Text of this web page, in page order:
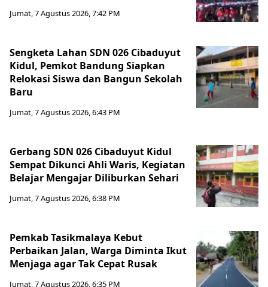
Jumat, 7 Agustus 2026, 7:42 PM
Sengketa Lahan SDN 026 Cibaduyut
Kidul, Pemkot Bandung Siapkan
Relokasi Siswa dan Bangun Sekolah
Baru
Jumat, 7 Agustus 2026, 6:43 PM
Gerbang SDN 026 Cibaduyut Kidul
Sempat Dikunci Ahli Waris, Kegiatan
Belajar Mengajar Diliburkan Sehari
Jumat, 7 Agustus 2026, 6:38 PM
Pemkab Tasikmalaya Kebut
Perbaikan Jalan, Warga Diminta Ikut
Menjaga agar Tak Cepat Rusak
Jumat, 7 Agustus 2026, 6:35 PM